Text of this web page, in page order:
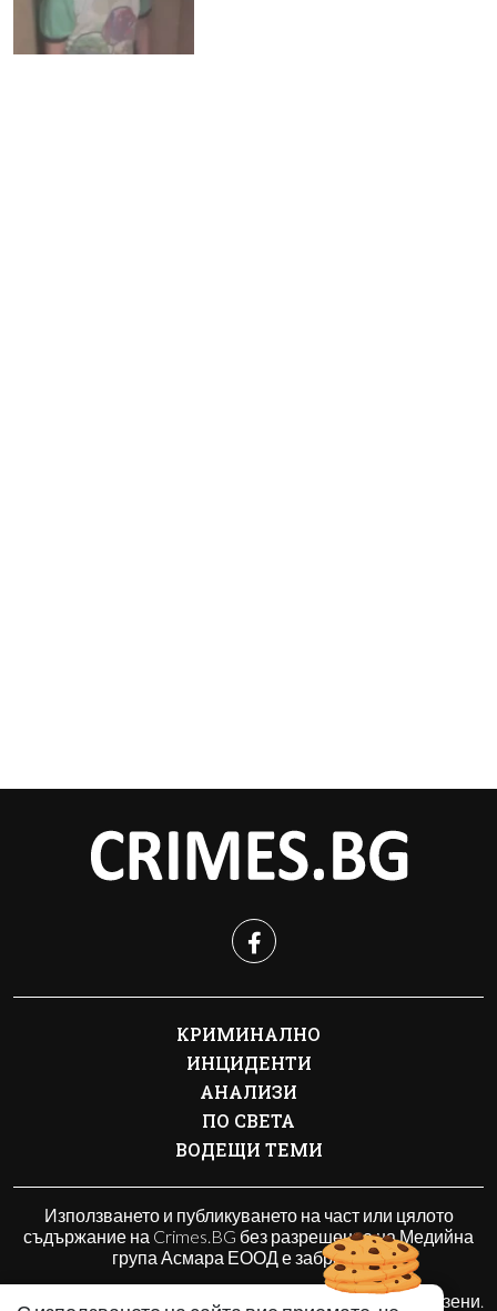
КРИМИНАЛНО
ИНЦИДЕНТИ
АНАЛИЗИ
ПО СВЕТА
ВОДЕЩИ ТЕМИ
Използването и публикуването на част или цялото
съдържание на Crimes.BG без разрешение на Медийна
група Асмара ЕООД е забранено.
© 2010 - 2026 | Crimes.BG. Всички права запазени.